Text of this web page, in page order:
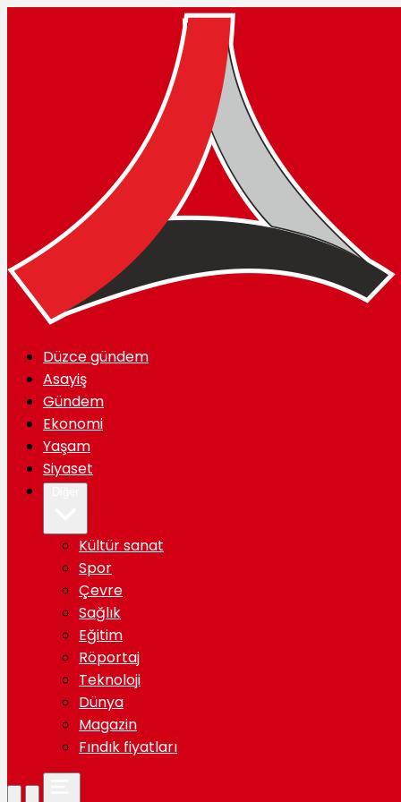
Düzce gündem
Asayiş
Gündem
Ekonomi
Yaşam
Siyaset
Kültür sanat
Spor
Çevre
Sağlık
Eğitim
Röportaj
Teknoloji
Dünya
Magazin
Fındık fiyatları